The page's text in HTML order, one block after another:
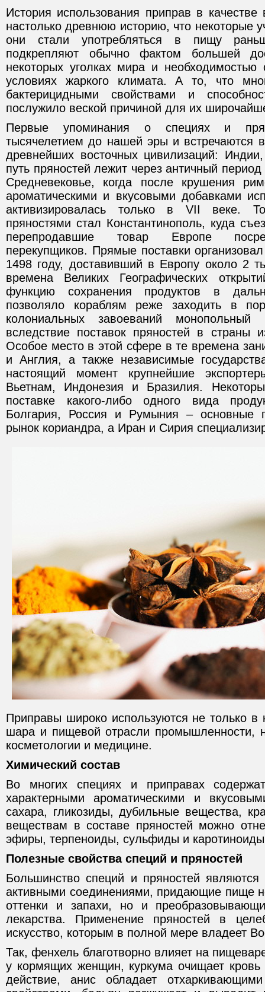
История использования приправ в качестве
настолько древнюю историю, что некоторые
они стали употребляться в пищу
подкрепляют обычно фактом большей
некоторых уголках мира и необходимостью
условиях жаркого климата. А то, что
бактерицидными свойствами и
послужило веской причиной для их
Первые упоминания о специях и
тысячелетием до нашей эры и встречаются
древнейших восточных цивилизаций:
путь пряностей лежит через античный
Средневековье, когда после крушения
ароматическими и вкусовыми добавками
активизировалась только в VII веке.
пряностями стал Константинополь, куда
перепродавшие товар Европе
перекупщиков. Прямые поставки
1498 году, доставивший в Европу около 2
времена Великих Географических
функцию сохранения продуктов в
позволяло кораблям реже заходить в
колониальных завоеваний монопольный
вследствие поставок пряностей в страны
Особое место в этой сфере в те времена
и Англия, а также независимые
настоящий момент крупнейшие
Вьетнам, Индонезия и Бразилия.
поставке какого-либо одного вида
Болгария, Россия и Румыния – основные
рынок кориандра, а Иран и Сирия
Приправы широко используются не только в
шара и пищевой отрасли промышленности,
косметологии и медицине.
Химический состав
Во многих специях и приправах
характерными ароматическими и
сахара, гликозиды, дубильные вещества,
веществам в составе пряностей можно
эфиры, терпеноиды, сульфиды и
Полезные свойства специй и пряностей
Большинство специй и пряностей являются
активными соединениями, придающие пище
оттенки и запахи, но и
лекарства. Применение пряностей в
искусство, которым в полной мере владеет
Так, фенхель благотворно влияет на
у кормящих женщин, куркума очищает кровь
действие, анис обладает